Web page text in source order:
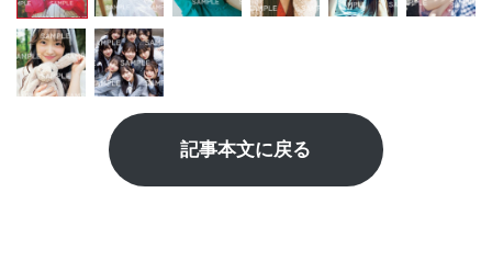
記事本文に戻る